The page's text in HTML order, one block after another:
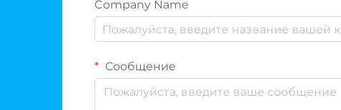
Company Name
Сообщение